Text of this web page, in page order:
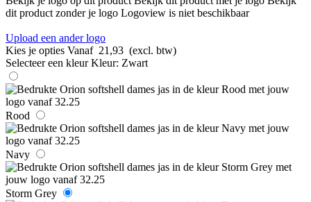
dit product zonder je logo Logoview is niet beschikbaar
Upload een ander logo
Kies je opties Vanaf 21,93 (excl. btw)
Selecteer een kleur Kleur: Zwart
Rood
Navy
Storm Grey